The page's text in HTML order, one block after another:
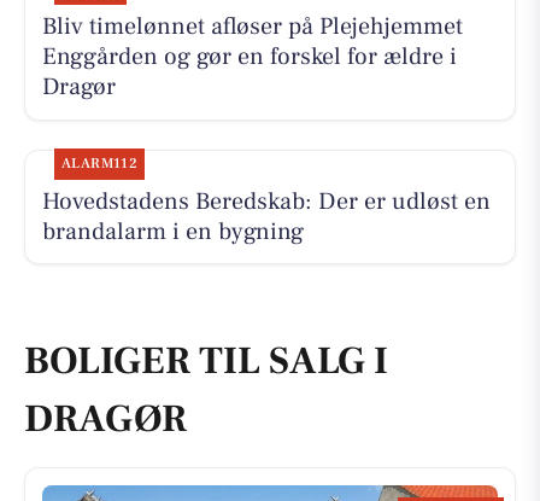
Bliv timelønnet afløser på Plejehjemmet
Enggården og gør en forskel for ældre i
Dragør
ALARM112
Hovedstadens Beredskab: Der er udløst en
brandalarm i en bygning
BOLIGER TIL SALG I
DRAGØR